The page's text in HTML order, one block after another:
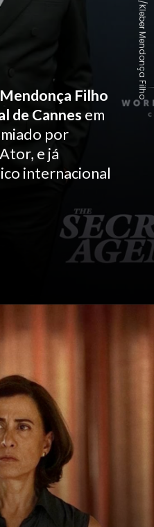
Filho
de Cannes em
por
e já
internacional